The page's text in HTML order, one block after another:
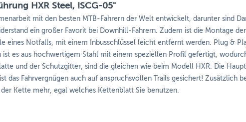
HXR Steel, ISCG-05"
mit den besten MTB-Fahrern der Welt entwickelt, darunter sind
ein großer Favorit bei Downhill-Fahrern. Zudem ist die Montage
eines Notfalls, mit einem Inbusschlüssel leicht entfernt werden. Plug &
ist es aus hochwertigem Stahl mit einem speziellen Profil gefertigt,
und der Schutzgitter, sind die gleichen wie beim Modell HXR. Die
das Fahrvergnügen auch auf anspruchsvollen Trails gesichert! Zusätzlich
Kette mehr, egal welches Kettenblatt Sie benutzen.